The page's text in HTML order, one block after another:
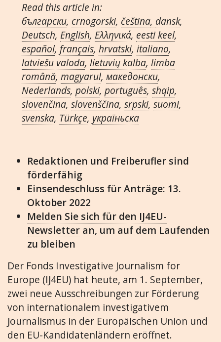
Read this article in:
български, crnogorski, čeština, dansk,
Deutsch, English, Ελληνικά, eesti keel,
español, français, hrvatski, italiano,
latviešu valoda, lietuvių kalba, limba
română, magyarul, македонски,
Nederlands, polski, português, shqip,
slovenčina, slovenščina, srpski, suomi,
svenska, Türkçe, украïньска
Redaktionen und Freiberufler sind
förderfähig
Einsendeschluss für Anträge: 13.
Oktober 2022
Melden Sie sich für den IJ4EU-
Newsletter an, um auf dem Laufenden
zu bleiben
Der Fonds Investigative Journalism for
Europe (IJ4EU) hat heute, am 1. September,
zwei neue Ausschreibungen zur Förderung
von internationalem investigativem
Journalismus in der Europäischen Union und
den EU-Kandidatenländern eröffnet.